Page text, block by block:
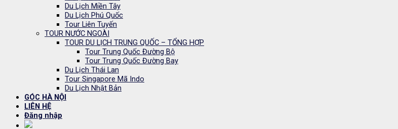
Du Lịch Miền Tây
Du Lịch Phú Quốc
Tour Liên Tuyến
TOUR NƯỚC NGOÀI
TOUR DU LỊCH TRUNG QUỐC – TỔNG HỢP
Tour Trung Quốc Đường Bộ
Tour Trung Quốc Đường Bay
Du Lịch Thái Lan
Tour Singapore Mã Indo
Du Lịch Nhật Bản
GÓC HÀ NỘI
LIÊN HỆ
Đăng nhập